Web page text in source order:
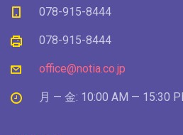
078-915-8444
078-915-8444
office@notia.co.jp
月 — 金: 10:00 AM — 15:30